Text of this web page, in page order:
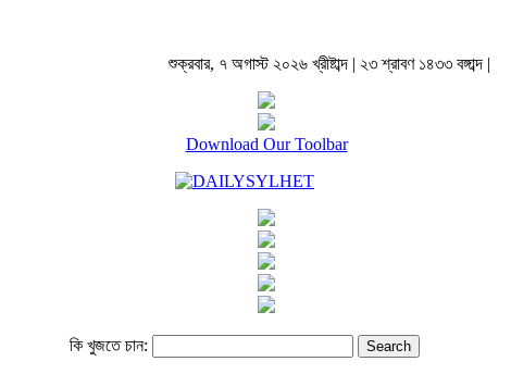
শুক্রবার, ৭ অগাস্ট ২০২৬ খ্রীষ্টাব্দ | ২৩ শ্রাবণ ১৪৩৩ বঙ্গাব্দ |
Download Our Toolbar
কি খুজতে চান: